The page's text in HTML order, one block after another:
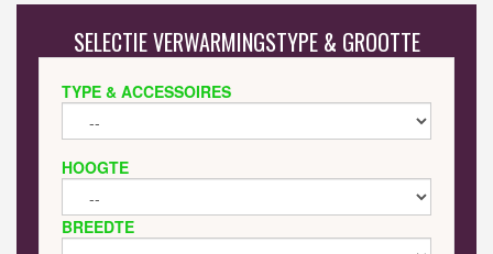
SELECTIE VERWARMINGSTYPE & GROOTTE
TYPE & ACCESSOIRES
HOOGTE
BREEDTE